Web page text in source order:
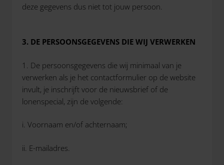
deze gegevens dus niet tot jouw persoon.
3. DE PERSOONSGEGEVENS DIE WIJ VERWERKEN
1. De persoonsgegevens die wij minimaal van je
verwerken als je het contactformulier op de website
invult, je inschrijft voor de nieuwsbrief of de
lonenspecial, zijn de volgende:
i. Voornaam en/of achternaam;
ii. E-mailadres.